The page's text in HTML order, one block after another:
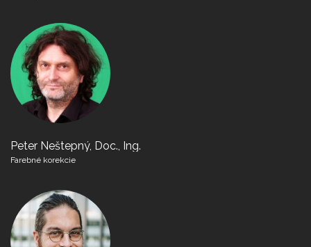
Peter Neštepný, Doc., Ing.
Farebné korekcie